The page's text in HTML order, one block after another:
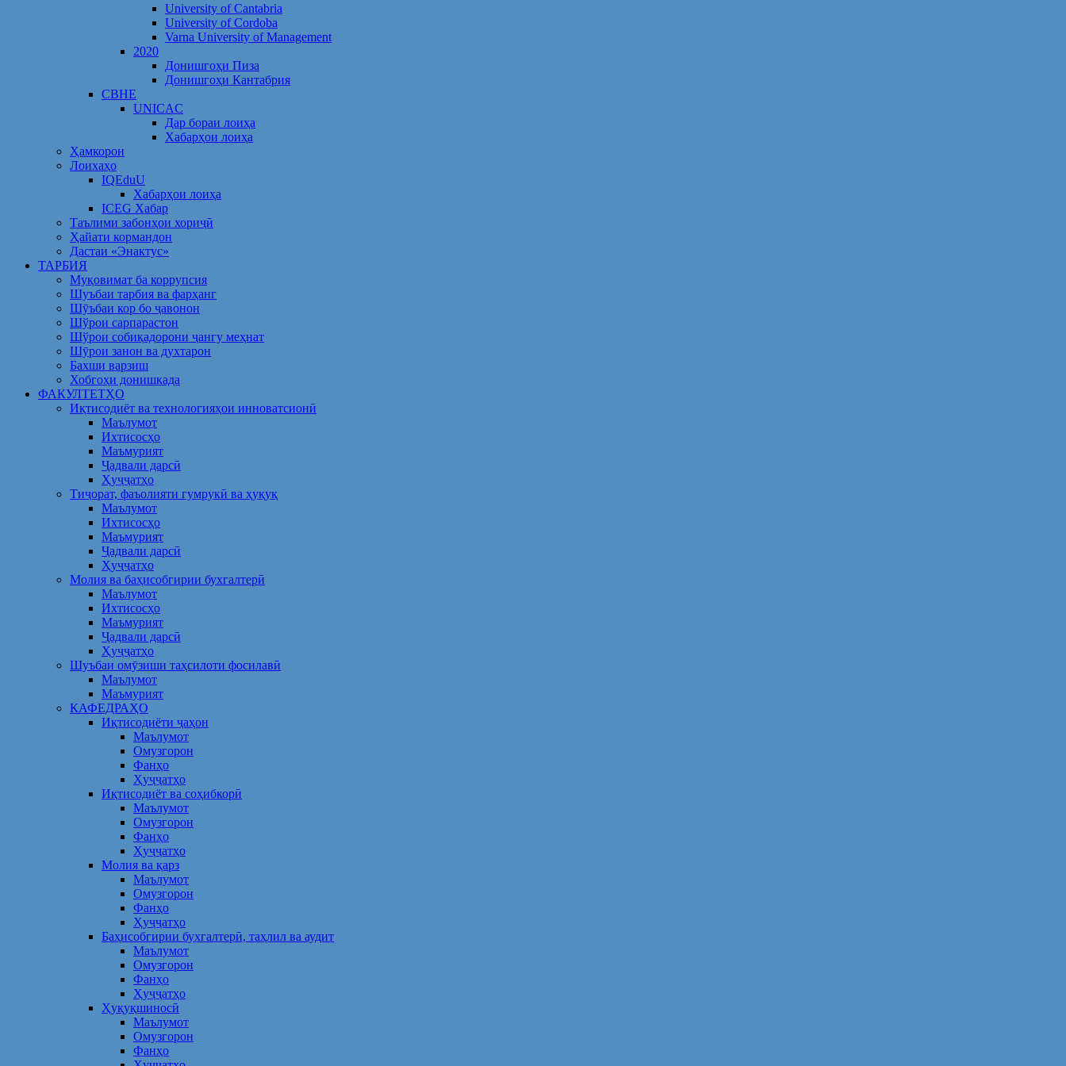
University of Cantabria
University of Cordoba
Varna University of Management
2020
Донишгоҳи Пиза
Донишгоҳи Кантабрия
CBHE
UNICAC
Дар бораи лоиҳа
Хабарҳои лоиҳа
Ҳамкорон
Лоихаҳо
IQEduU
Хабарҳои лоиҳа
ICEG Хабар
Таълими забонҳои хориҷӣ
Ҳайати кормандон
Дастаи «Энактус»
ТАРБИЯ
Муқовимат ба коррупсия
Шуъбаи тарбия ва фарҳанг
Шӯъбаи кор бо ҷавонон
Шўрои сарпарастон
Шўрои собиқадорони ҷангу меҳнат
Шӯрои занон ва духтарон
Бахши варзиш
Хобгоҳи донишкада
ФАКУЛТЕТҲО
Иқтисодиёт ва технологияҳои инноватсионӣ
Маълумот
Ихтисосҳо
Маъмурият
Ҷадвали дарсӣ
Ҳуҷҷатҳо
Тиҷорат, фаъолияти гумрукӣ ва ҳуқуқ
Маълумот
Ихтисосҳо
Маъмурият
Ҷадвали дарсӣ
Ҳуҷҷатҳо
Молия ва баҳисобгирии бухгалтерӣ
Маълумот
Ихтисосҳо
Маъмурият
Ҷадвали дарсӣ
Ҳуҷҷатҳо
Шуъбаи омӯзиши таҳсилоти фосилавӣ
Маълумот
Маъмурият
КАФЕДРАҲО
Иқтисодиёти ҷаҳон
Маълумот
Омузгорон
Фанҳо
Ҳуҷҷатҳо
Иқтисодиёт ва соҳибкорӣ
Маълумот
Омузгорон
Фанҳо
Ҳуҷҷатҳо
Молия ва қарз
Маълумот
Омузгорон
Фанҳо
Ҳуҷҷатҳо
Баҳисобгирии бухгалтерӣ, таҳлил ва аудит
Маълумот
Омузгорон
Фанҳо
Ҳуҷҷатҳо
Ҳуқуқшиносӣ
Маълумот
Омузгорон
Фанҳо